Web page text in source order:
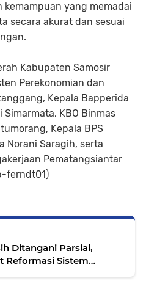
kemampuan yang memadai
secara akurat dan sesuai
Kabupaten Samosir
Perekonomian dan
Kepala Bapperida
Simarmata, KBO Binmas
Kepala BPS
Norani Saragih, serta
Pematangsiantar
ferndt01)
Ditangani Parsial,
Reformasi Sistem